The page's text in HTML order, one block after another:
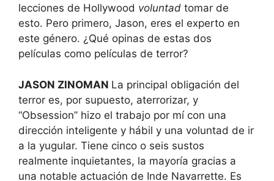
lecciones de Hollywood voluntad tomar de
esto. Pero primero, Jason, eres el experto en
este género. ¿Qué opinas de estas dos
películas como películas de terror?
JASON ZINOMAN La principal obligación del
terror es, por supuesto, aterrorizar, y
“Obsession” hizo el trabajo por mí con una
dirección inteligente y hábil y una voluntad de ir
a la yugular. Tiene cinco o seis sustos
realmente inquietantes, la mayoría gracias a
una notable actuación de Inde Navarrette. Es